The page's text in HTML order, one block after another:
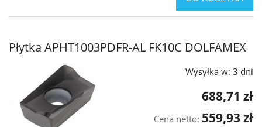
Płytka APHT1003PDFR-AL FK10C DOLFAMEX
Wysyłka w: 3 dni
688,71 zł
Cena netto: 559,93 zł